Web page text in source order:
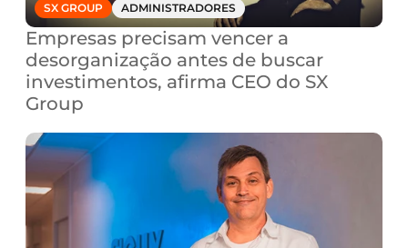
SX GROUP ADMINISTRADORES
Empresas precisam vencer a
desorganização antes de buscar
investimentos, afirma CEO do SX
Group